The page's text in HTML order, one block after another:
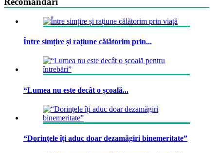
Între simțire și rațiune călătorim prin...
“Lumea nu este decât o școală...
“Dorințele îți aduc doar dezamăgiri binemeritate”